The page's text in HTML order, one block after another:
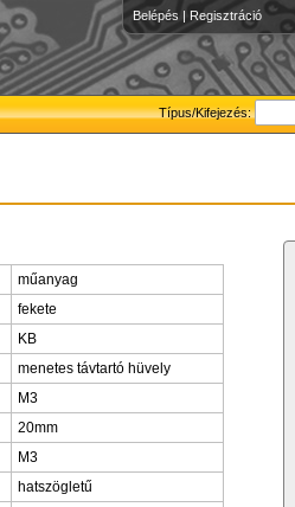
Belépés | Regisztráció
Típus/Kifejezés:
műanyag
fekete
KB
menetes távtartó hüvely
M3
20mm
M3
hatszögletű